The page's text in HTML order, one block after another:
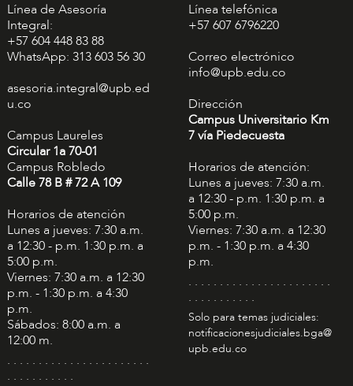
Línea de Asesoría
Integral:
+57 604 448 83 88
WhatsApp: 313 603 56 30
asesoria.integral@upb.ed
u.co
Campus Laureles
Circular 1a 70-01
Campus Robledo
Calle 78 B # 72 A 109
Horarios de atención
Lunes a jueves: 7:30 a.m.
a 12:30 - p.m. 1:30 p.m. a
5:00 p.m.
Viernes: 7:30 a.m. a 12:30
p.m. - 1:30 p.m. a 4:30
p.m.
Sábados: 8:00 a.m. a
12:00 m.
. . . . . . . . . . . . . . . . . . . . . . .
. . . . . . . . . . .
Línea telefónica
+57 607 6796220
Correo electrónico
info@upb.edu.co
Dirección
Campus Universitario Km
7 vía Piedecuesta
Horarios de atención:
Lunes a jueves: 7:30 a.m.
a 12:30 - p.m. 1:30 p.m. a
5:00 p.m.
Viernes: 7:30 a.m. a 12:30
p.m. - 1:30 p.m. a 4:30
p.m.
. . . . . . . . . . . . . . . . . . . . . . .
. . . . . . . . . . .
Solo para temas judiciales:
notificacionesjudiciales.bga@
upb.edu.co